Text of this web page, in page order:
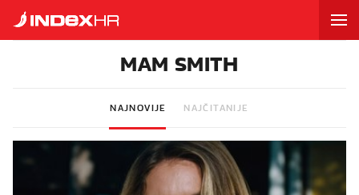
MAM SMITH
NAJNOVIJE NAJČITANIJE